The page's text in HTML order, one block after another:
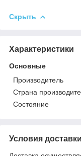
Скрыть
Характеристики
Основные
Производитель
Страна
Состояние
Условия доставки